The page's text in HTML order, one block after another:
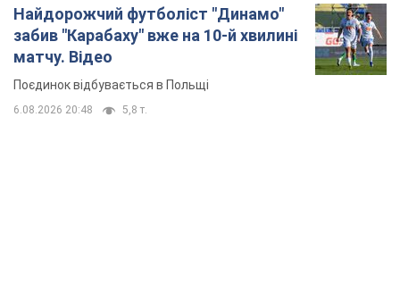
Найдорожчий футболіст "Динамо"
забив "Карабаху" вже на 10-й хвилині
матчу. Відео
Поєдинок відбувається в Польщі
6.08.2026 20:48 5,8 т.